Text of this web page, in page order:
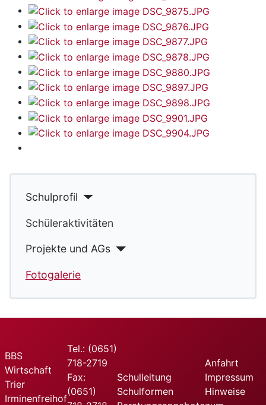
Schulprofil
Schüleraktivitäten
Projekte und AGs
Fotogalerie
BBS
Wirtschaft
Trier
Irminenfreihof
Tel.: (0651)
718-2719
Fax:
(0651)
Schulleitung
Schulformen
Anfahrt
Impressum
Hinweise